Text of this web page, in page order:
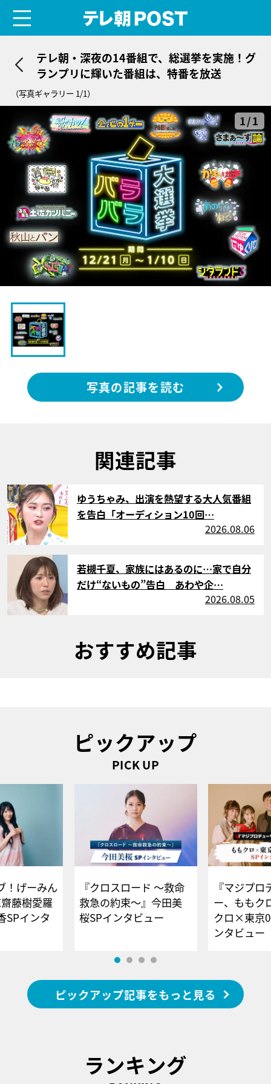
テレ朝・深夜の14番組で、総選挙を実施！グ
ランプリに輝いた番組は、特番を放送
（写真ギャラリー 1/1）
1/1
写真の記事を読む
関連記事
サムネイル
ゆうちゃみ、出演を熱望する大人気番組
を告白「オーディション10回…
2026.08.06
サムネイル
若槻千夏、家族にはあるのに…家で自分
だけ“ないもの”告白 あわや企…
2026.08.05
おすすめ記事
ピックアップ
PICK UP
！げーみん
藤樹愛羅
SPインタ
『クロスロード ～救命
救急の約束～』今田美
桜SPインタビュー
『マジプロ
ー、ももク
クロ×東京
ンタビュー
ピックアップ記事をもっと見る
ランキング